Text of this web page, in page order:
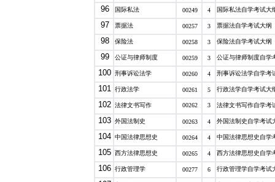
96 国际私法 00249 4 国际私法自学考试大
97 票据法 00257 3 票据法自学考试大纲
98 保险法 00258 3 保险法自学考试大纲
99 公证与律师制度 00259 3 公证与律师制度自学
100 刑事诉讼法学 00260 4 刑事诉讼法学自学考
101 行政法学 00261 5 行政法学自学考试大
102 法律文书写作 00262 3 法律文书写作自学考
103 外国法制史 00263 4 外国法制史自学考试
104 中国法律思想史 00264 4 中国法律思想史自学
105 西方法律思想史 00265 4 西方法律思想史自学
106 行政管理学 00277 6 行政管理学自学考试